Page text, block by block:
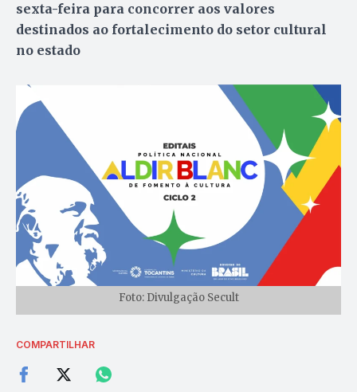
sexta-feira para concorrer aos valores
destinados ao fortalecimento do setor cultural
no estado
Foto: Divulgação Secult
COMPARTILHAR